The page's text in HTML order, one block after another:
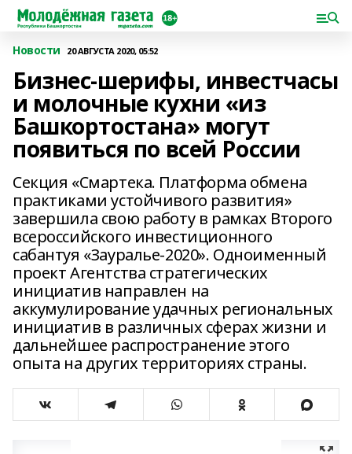
Новости 20 АВГУСТА 2020, 05:52
Бизнес-шерифы, инвестчасы
и молочные кухни «из
Башкортостана» могут
появиться по всей России
Секция «Смартека. Платформа обмена
практиками устойчивого развития»
завершила свою работу в рамках Второго
всероссийского инвестиционного
сабантуя «Зауралье-2020». Одноименный
проект Агентства стратегических
инициатив направлен на
аккумулирование удачных региональных
инициатив в различных сферах жизни и
дальнейшее распространение этого
опыта на других территориях страны.